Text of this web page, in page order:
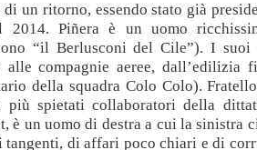
di un ritorno, essendo stato già
2014. Piñera è un uomo
“il Berlusconi del Cile”). I suoi
alle compagnie aeree, dall’edilizia
della squadra Colo Colo).
più spietati collaboratori della
è un uomo di destra a cui la sinistra
tangenti, di affari poco chiari e di